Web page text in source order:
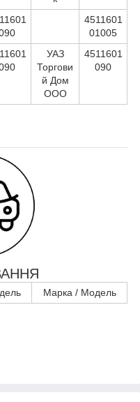
4511601
01005
УАЗ
Торгови
й Дом
ООО
4511601
090
Марка / Модель